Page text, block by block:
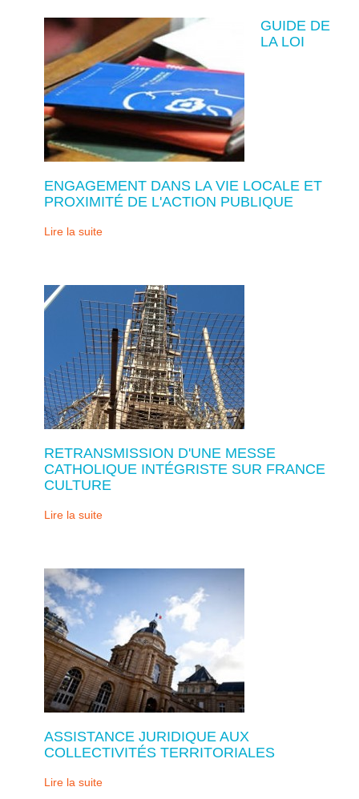
GUIDE DE
LA LOI
ENGAGEMENT DANS LA VIE LOCALE ET
PROXIMITÉ DE L'ACTION PUBLIQUE
Lire la suite
RETRANSMISSION D'UNE MESSE
CATHOLIQUE INTÉGRISTE SUR FRANCE
CULTURE
Lire la suite
ASSISTANCE JURIDIQUE AUX
COLLECTIVITÉS TERRITORIALES
Lire la suite